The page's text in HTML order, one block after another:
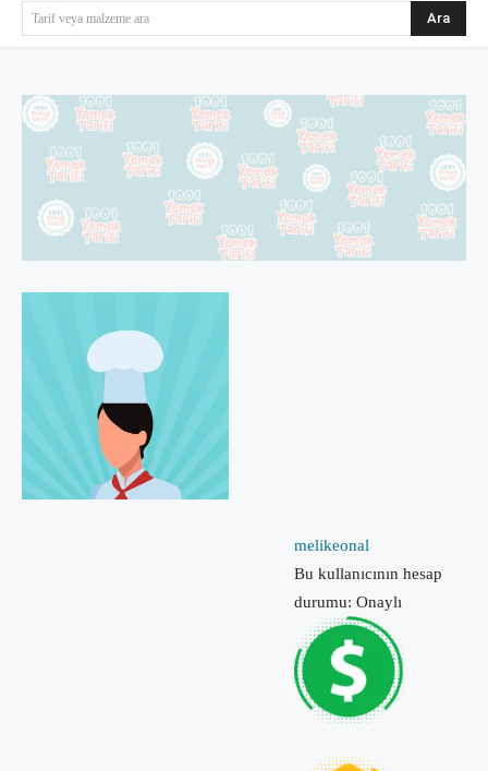
Tarif veya malzeme ara Ara
melikeonal
Bu kullanıcının hesap
durumu: Onaylı